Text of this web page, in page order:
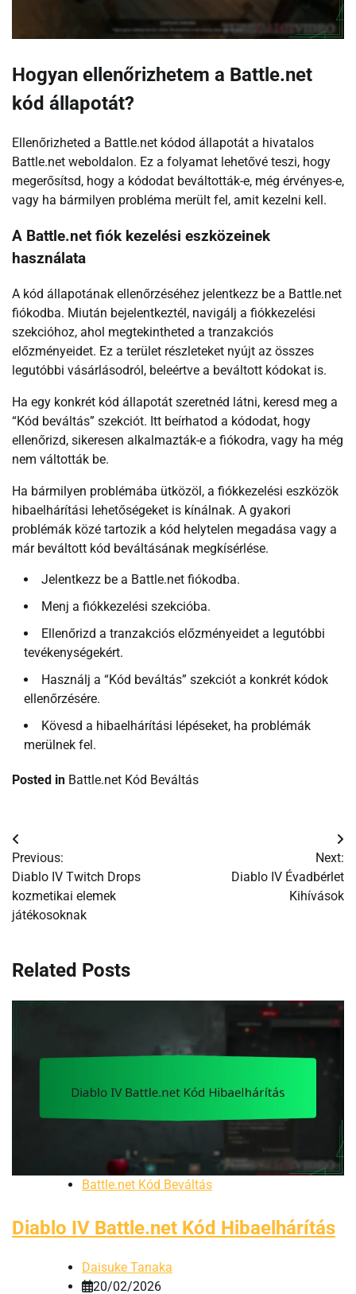
Hogyan ellenőrizhetem a Battle.net
kód állapotát?
Ellenőrizheted a Battle.net kódod állapotát a hivatalos
Battle.net weboldalon. Ez a folyamat lehetővé teszi, hogy
megerősítsd, hogy a kódodat beváltották-e, még érvényes-e,
vagy ha bármilyen probléma merült fel, amit kezelni kell.
A Battle.net fiók kezelési eszközeinek
használata
A kód állapotának ellenőrzéséhez jelentkezz be a Battle.net
fiókodba. Miután bejelentkeztél, navigálj a fiókkezelési
szekcióhoz, ahol megtekintheted a tranzakciós
előzményeidet. Ez a terület részleteket nyújt az összes
legutóbbi vásárlásodról, beleértve a beváltott kódokat is.
Ha egy konkrét kód állapotát szeretnéd látni, keresd meg a
“Kód beváltás” szekciót. Itt beírhatod a kódodat, hogy
ellenőrizd, sikeresen alkalmazták-e a fiókodra, vagy ha még
nem váltották be.
Ha bármilyen problémába ütközöl, a fiókkezelési eszközök
hibaelhárítási lehetőségeket is kínálnak. A gyakori
problémák közé tartozik a kód helytelen megadása vagy a
már beváltott kód beváltásának megkísérlése.
Jelentkezz be a Battle.net fiókodba.
Menj a fiókkezelési szekcióba.
Ellenőrizd a tranzakciós előzményeidet a legutóbbi
tevékenységekért.
Használj a “Kód beváltás” szekciót a konkrét kódok
ellenőrzésére.
Kövesd a hibaelhárítási lépéseket, ha problémák
merülnek fel.
Posted in Battle.net Kód Beváltás
Post
navigation
Previous:
Diablo IV Twitch Drops
kozmetikai elemek
játékosoknak
Next:
Diablo IV Évadbérlet
Kihívások
Related Posts
Battle.net Kód Beváltás
Diablo IV Battle.net Kód Hibaelhárítás
Daisuke Tanaka
20/02/2026